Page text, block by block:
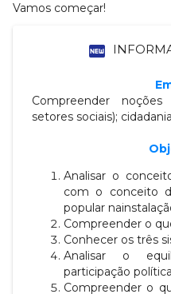
Vamos começar!
fiber_new
Compreender
setores sociais);
Analisar o
com o conceito
popular na
Compreender o
Conhecer os três
Analisar o
participação
Compreender o